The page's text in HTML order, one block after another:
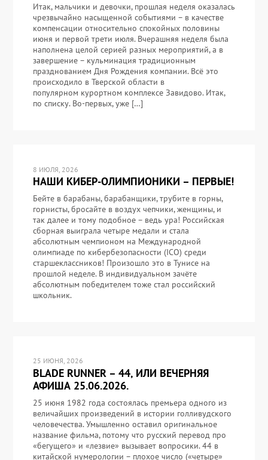
Итак, мальчики и девочки, прошлая неделя оказалась
чрезвычайно насыщенной событиями – в качестве
компенсации относительно спокойных половины
июня и первой трети июля. Вчерашняя неделя была
наполнена целой серией разных мероприятий, а в
завершение – кульминация традиционным
празднованием Дня Рождения компании. Всё это
происходило в Тверской области в
популярном курортном комплексе Завидово. Итак,
по списку. Во-первых, уже […]
8 ИЮЛЯ, 2026
НАШИ КИБЕР-ОЛИМПИОНИКИ – ПЕРВЫЕ!
Бейте в барабаны, барабанщики, трубите в горны,
горнисты, бросайте в воздух чепчики, женщины, и
так далее и тому подобное – ведь ура! Российская
сборная выиграла четыре медали и стала
абсолютным чемпионом на Международной
олимпиаде по кибербезопасности (ICO) среди
старшеклассников! Произошло это в Тунисе на
прошлой неделе. В индивидуальном зачёте
абсолютным победителем тоже стал российский
школьник.
25 ИЮНЯ, 2026
BLADE RUNNER – 44, ИЛИ ВЕЧЕРНЯЯ
АФИША 25.06.2026.
25 июня 1982 года состоялась премьера одного из
величайших произведений в истории голливудского
человечества. Умышленно оставил оригинальное
название фильма, потому что русский перевод про
«бегущего» и «лезвие» вызывает вопросики. 44 в
китайской нумерологии – плохое число («четыре»